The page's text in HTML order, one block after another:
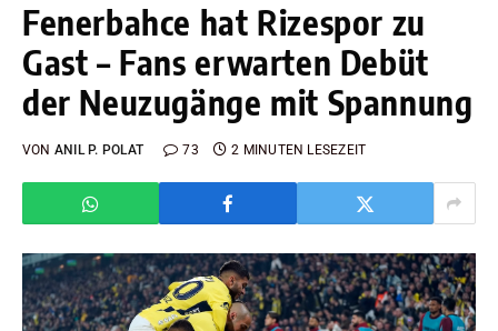
Fenerbahce hat Rizespor zu
Gast – Fans erwarten Debüt
der Neuzugänge mit Spannung
VON ANIL P. POLAT 73 2 MINUTEN LESEZEIT